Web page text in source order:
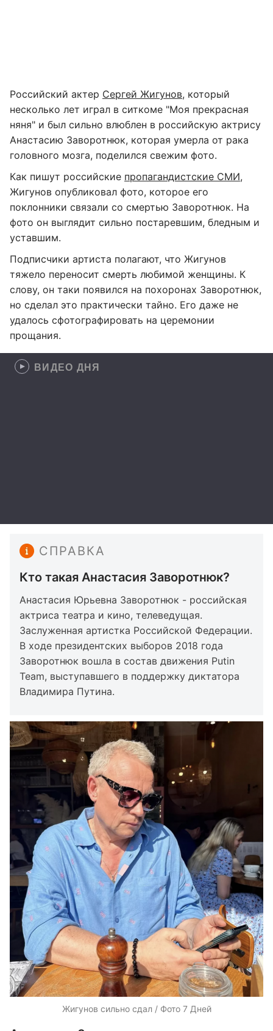
Российский актер Сергей Жигунов, который
несколько лет играл в ситкоме "Моя прекрасная
няня" и был сильно влюблен в российскую актрису
Анастасию Заворотнюк, которая умерла от рака
головного мозга, поделился свежим фото.
Как пишут российские пропагандистские СМИ,
Жигунов опубликовал фото, которое его
поклонники связали со смертью Заворотнюк. На
фото он выглядит сильно постаревшим, бледным и
уставшим.
Подписчики артиста полагают, что Жигунов
тяжело переносит смерть любимой женщины. К
слову, он таки появился на похоронах Заворотнюк,
но сделал это практически тайно. Его даже не
удалось сфотографировать на церемонии
прощания.
ВИДЕО ДНЯ
СПРАВКА
Кто такая Анастасия Заворотнюк?
Анастасия Юрьевна Заворотнюк - российская
актриса театра и кино, телеведущая.
Заслуженная артистка Российской Федерации.
В ходе президентских выборов 2018 года
Заворотнюк вошла в состав движения Putin
Team, выступавшего в поддержку диктатора
Владимира Путина.
Жигунов сильно сдал / Фото 7 Дней